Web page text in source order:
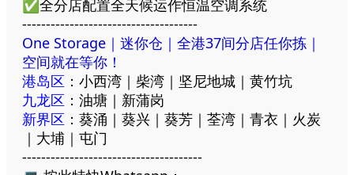
✅全分店配置全天候运作恒温空调系统
-------------------------------------
One Storage ｜迷你仓｜全港37间分店任你拣｜
空间就在等你！
港岛区 ：小西湾｜柴湾｜坚尼地城｜黄竹坑
九龙区 ：油塘｜新蒲岗
新界区 ：葵涌｜葵兴｜葵芳｜荃湾｜青衣｜火炭
｜大埔｜屯门
--------------------------------------